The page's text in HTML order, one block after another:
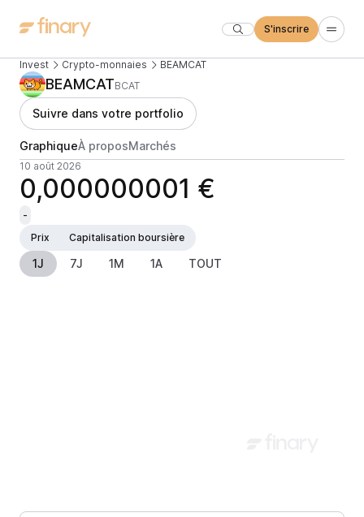
S'inscrire
Invest Crypto-monnaies BEAMCAT
BEAMCATBCAT
Suivre dans votre portfolio
GraphiqueÀ proposMarchés
10 août 2026
0,000000001 €
-
Prix
Capitalisation boursière
1J 7J 1M 1A TOUT